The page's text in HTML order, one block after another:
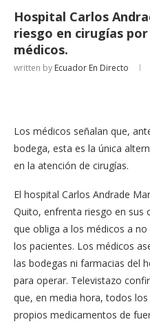
Hospital Carlos
riesgo en cirugías
médicos.
written by Ecuador En Directo
Los médicos señalan que,
bodega, esta es la única
en la atención de cirugías.
El hospital Carlos Andrade
Quito, enfrenta riesgo en sus
que obliga a los médicos a
los pacientes. Los médicos
las bodegas ni farmacias del
para operar. Televistazo
que, en media hora, todos
propios medicamentos de